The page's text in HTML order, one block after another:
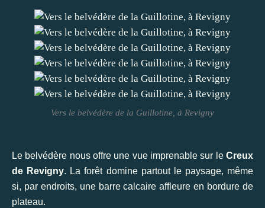
Vers le belvédère de la Guillotine, à Revigny
Le belvédère nous offre une vue imprenable sur le Creux
de Revigny. La forêt domine partout le paysage, même
si, par endroits, une barre calcaire affleure en bordure de
plateau.